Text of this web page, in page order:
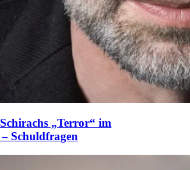
„Terror“ im
Schuldfragen